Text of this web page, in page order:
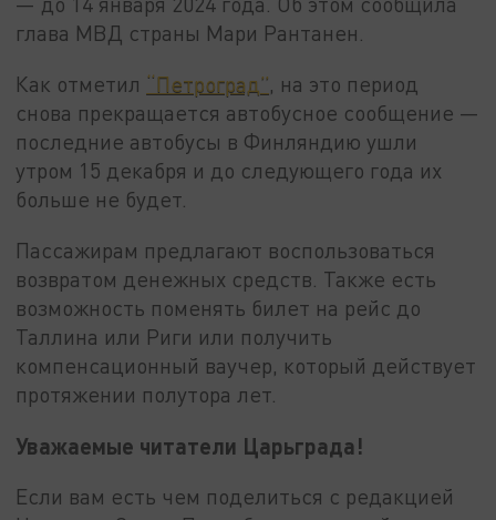
глава МВД страны Мари Рантанен.
Как отметил “Петроград”, на это период
снова прекращается автобусное сообщение —
последние автобусы в Финляндию ушли
утром 15 декабря и до следующего года их
больше не будет.
Пассажирам предлагают воспользоваться
возвратом денежных средств. Также есть
возможность поменять билет на рейс до
Таллина или Риги или получить
компенсационный ваучер, который действует
протяжении полутора лет.
Уважаемые читатели Царьграда!
Если вам есть чем поделиться с редакцией